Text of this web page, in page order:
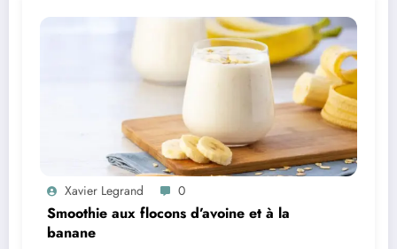
Xavier Legrand 0
Smoothie aux flocons d’avoine et à la
banane